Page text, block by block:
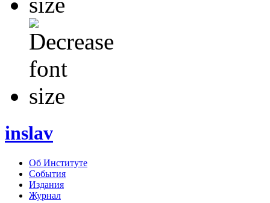
inslav
Об Институте
События
Издания
Журнал